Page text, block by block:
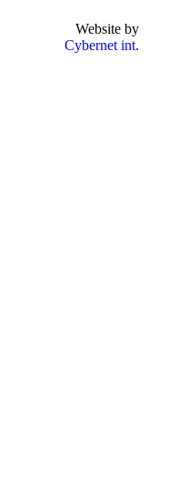
Website by
Cybernet int.